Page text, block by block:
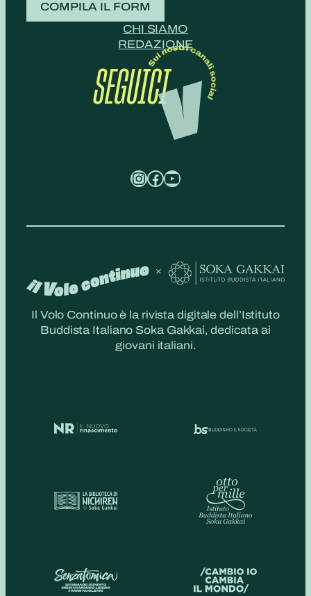
COMPILA IL FORM
CHI SIAMO
REDAZIONE
SEGUICI
InstagramFacebook YouTube
Il Volo Continuo è la rivista digitale dell’Istituto
Buddista Italiano Soka Gakkai, dedicata ai
giovani italiani.